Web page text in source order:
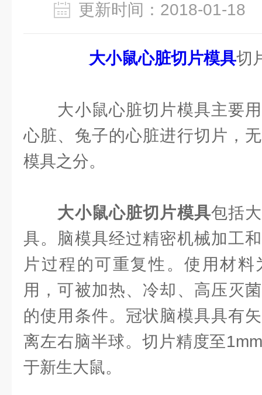
更新时间：2018-01-
大小鼠心脏切片模具切
大小鼠心脏切片模具主要用
心脏、兔子的心脏进行切片，
模具之分。
大小鼠心脏切片模具包括
具。脑模具经过精密机械加工
片过程的可重复性。使用材
用，可被加热、冷却、高压灭
的使用条件。冠状脑模具具有
离左右脑半球。切片精度至
于新生大鼠。